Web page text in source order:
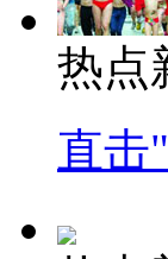
热点
直击